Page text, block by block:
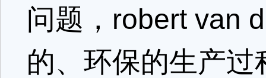
问题，robert van
的、环保的生产